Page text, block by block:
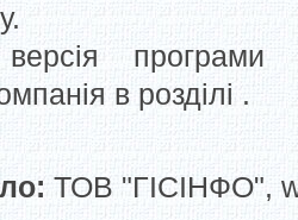
програми
в розділі .
ТОВ "ГІСІНФО",